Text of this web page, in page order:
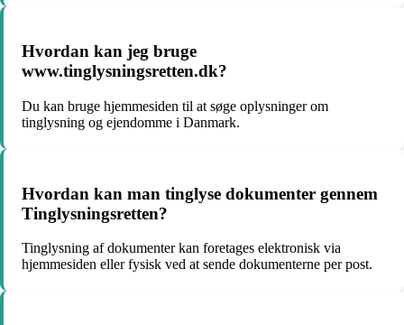
Hvordan kan jeg bruge
www.tinglysningsretten.dk?
Du kan bruge hjemmesiden til at søge oplysninger om
tinglysning og ejendomme i Danmark.
Hvordan kan man tinglyse dokumenter gennem
Tinglysningsretten?
Tinglysning af dokumenter kan foretages elektronisk via
hjemmesiden eller fysisk ved at sende dokumenterne per post.